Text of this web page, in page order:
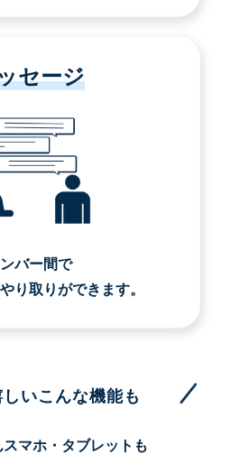
セージ
バー間で
り取りができます。
いこんな機能も
スマホ・タブレットも